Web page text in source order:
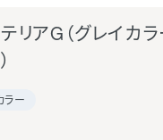
リアG（グレイカラ
ラー